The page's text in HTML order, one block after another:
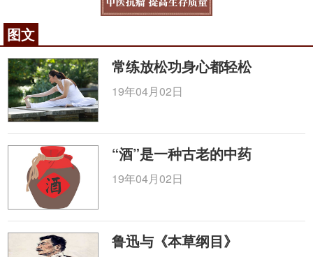
图文
常练放松功身心都轻松
19年04月02日
“酒”是一种古老的中药
19年04月02日
鲁迅与《本草纲目》